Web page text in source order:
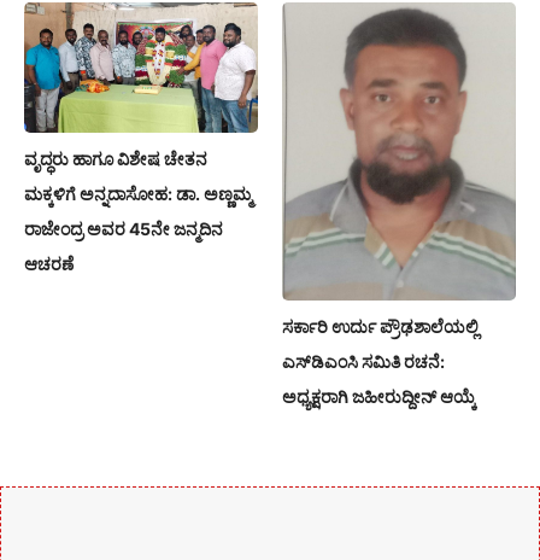
ವೃದ್ಧರು ಹಾಗೂ ವಿಶೇಷ ಚೇತನ
ಮಕ್ಕಳಿಗೆ ಅನ್ನದಾಸೋಹ: ಡಾ. ಅಣ್ಣಮ್ಮ
ರಾಜೇಂದ್ರ ಅವರ 45ನೇ ಜನ್ಮದಿನ
ಆಚರಣೆ
ಸರ್ಕಾರಿ ಉರ್ದು ಪ್ರೌಢಶಾಲೆಯಲ್ಲಿ
ಎಸ್‌ಡಿಎಂಸಿ ಸಮಿತಿ ರಚನೆ:
ಅಧ್ಯಕ್ಷರಾಗಿ ಜಹೀರುದ್ದೀನ್ ಆಯ್ಕೆ